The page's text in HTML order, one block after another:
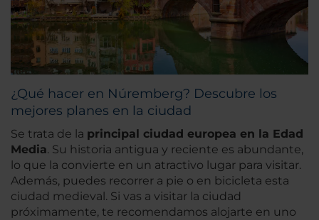
¿Qué hacer en Núremberg? Descubre los
mejores planes en la ciudad
Se trata de la principal ciudad europea en la Edad
Media. Su historia antigua y reciente es abundante,
lo que la convierte en un atractivo lugar para visitar.
Además, puedes recorrer a pie o en bicicleta esta
ciudad medieval. Si vas a visitar la ciudad
próximamente, te recomendamos alojarte en uno